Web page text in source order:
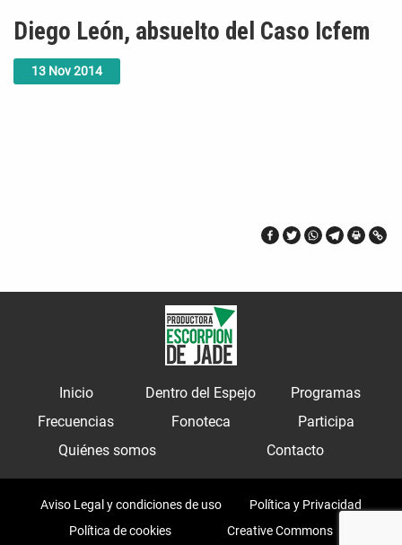
13 Nov2014
Diego León, absuelto del Caso Icfem
Inicio Dentro del Espejo
Programas
Frecuencias
Fonoteca
Participa
Quiénes somos
Contacto
Aviso Legal y condiciones de uso
Política y Privacidad
Política de cookies
Creative Commons